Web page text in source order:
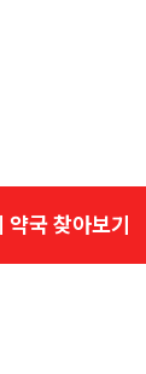
국 찾아보기